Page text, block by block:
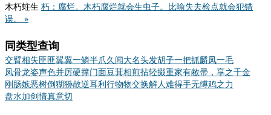
木朽蛀生 朽：腐烂。木朽腐烂就会生虫子。比喻失去检点就会犯错
误。 »
同类型查询
交臂相失匪匪翼翼一鳞半爪久闻大名头发胡子一把抓麟凤一毛
凤骨龙姿声色并厉硬撑门面豆萁相煎拈轻掇重家有敝帚，享之千金
刚肠嫉恶树倒猢狲散逆耳利行物物交换解人难得手无缚鸡之力
盘水加剑情真意切